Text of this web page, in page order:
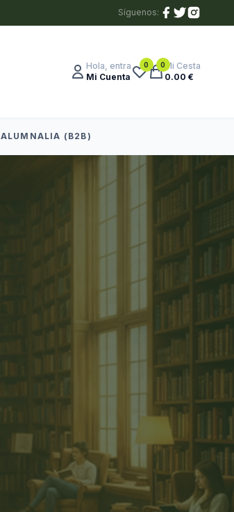
Síguenos:
Hola, entra
Mi Cuenta
0 0Mi Cesta
0.00 €
ALUMNALIA (B2B)